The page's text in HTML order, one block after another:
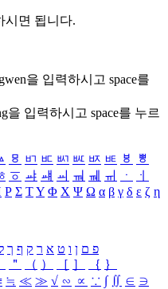
시면 됩니다.
을 입력하시고 space를
을 입력하시고 space를 누르
ㅱ ㅲ ㅳ ㅴ ㅵ ㅶ ㅷ ㅸ
ㅹ
ㆆ ㆇ ㆈ ㆉ ㆊ ㆋ ㆌ ㆍ
ㆎ
Ρ Σ ΤΥ Φ Χ Ψ Ω α β γ δ ε ζ η
פ ם ן ו ט א ר ק ף ך
＂ （ ） ［ ］ ｛ ｝
≒ ≪ ≫ √ ∽ ∝ ∵ ∫ ∬ ∈ ∋